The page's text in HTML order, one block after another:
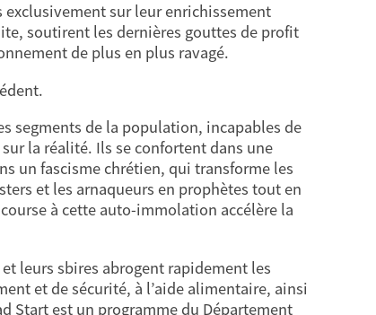
exclusivement sur leur enrichissement
soutirent les dernières gouttes de profit
de plus en plus ravagé.
segments de la population, incapables de
la réalité. Ils se confortent dans une
un fascisme chrétien, qui transforme les
et les arnaqueurs en prophètes tout en
à cette auto-immolation accélère la
leurs sbires abrogent rapidement les
et de sécurité, à l’aide alimentaire, ainsi
Start est un programme du Département